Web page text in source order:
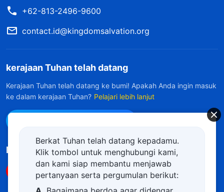
+62-813-2496-9600
contact.id@kingdomsalvation.org
kerajaan Tuhan telah datang
Kerajaan Tuhan telah datang ke bumi! Apakah Anda ingin masuk
ke dalam kerajaan Tuhan? Pelajari lebih lanjut
Ikuti Kami
Berkat Tuhan telah datang kepadamu.
Klik tombol untuk menghubungi kami,
dan kami siap membantu menjawab
pertanyaan serta pergumulan berikut: